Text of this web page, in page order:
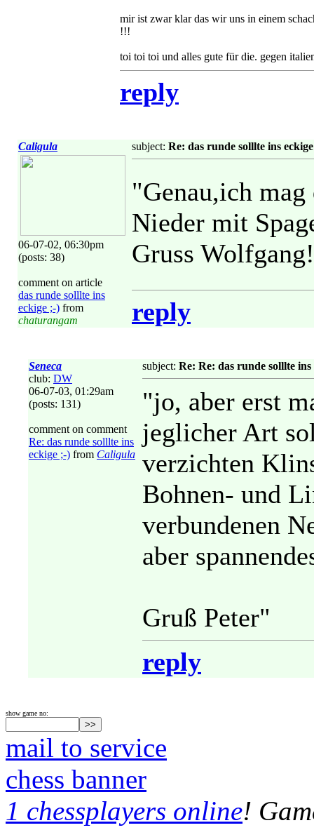
mir ist zwar klar das wir uns in einem
!!!
toi toi toi und alles gute für die. gegen
reply
Caligula
06-07-02, 06:30pm
(posts: 38)
comment on article
das runde solllte ins
eckige ;-) from
chaturangam
subject: Re: das runde solllte ins
"Genau,ich
Nieder mit
Gruss
reply
Seneca
club: DW
06-07-03, 01:29am
(posts: 131)
comment on comment
Re: das runde solllte ins
eckige ;-) from Caligula
subject: Re: Re: das runde solllte ins
"jo, aber erst
jeglicher Art
verzichten
Bohnen- und
verbundenen
aber
Gruß Peter"
reply
show game no:
mail to service
chess banner
1 chessplayers online!